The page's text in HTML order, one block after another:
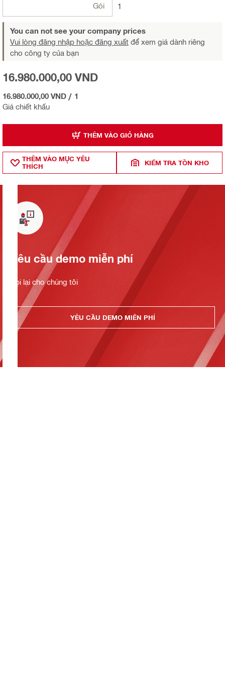
Gói 1
You can not see your company prices
Vui lòng đăng nhập hoặc đăng xuất để xem giá dành riêng
cho công ty của bạn
Giá chiết khấu
16.980.000,00 VND
16.980.000,00 VND / 1
THÊM VÀO GIỎ HÀNG
THÊM VÀO MỤ̣C YÊU
THÍCH
KIỂM TRA TỒN KHO
Yêu cầu demo miễn phí
Gọi lại cho chúng tôi
YÊU CẦU DEMO MIỄN PHÍ